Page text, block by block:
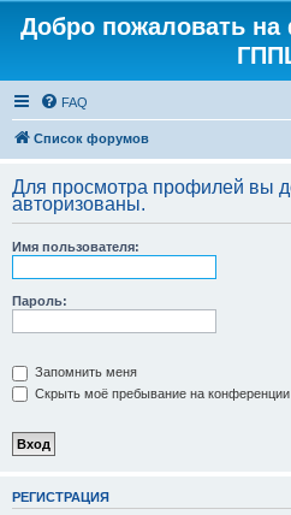
Добро пожаловать
FAQ
Список форумов
Для просмотра профилей вы
авторизованы.
Имя пользователя:
Пароль:
Запомнить меня
Скрыть моё пребывание на конференции
РЕГИСТРАЦИЯ